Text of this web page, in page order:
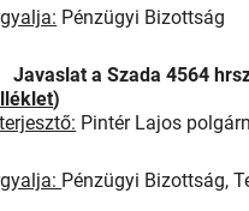
Pénzügyi Bizottság
a Szada 4564
)
Pintér Lajos
Pénzügyi Bizottság,